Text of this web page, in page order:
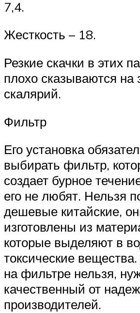
7,4.
Жесткость – 18.
Резкие скачки в этих
плохо сказываются на
скалярий.
Фильтр
Его установка
выбирать фильтр,
создает бурное
его не любят. Нельзя
дешевые китайские,
изготовлены из
которые выделяют в
токсические
на фильтре нельзя,
качественный от
производителей.